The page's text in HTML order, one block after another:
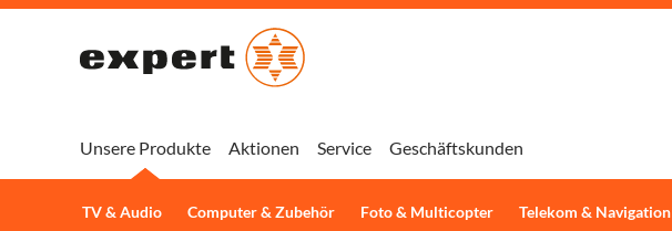
Unsere Produkte
TV & Audio Computer & Zubehör Foto & Multicopter Telekom & Navigation
Aktionen Service Geschäftskunden